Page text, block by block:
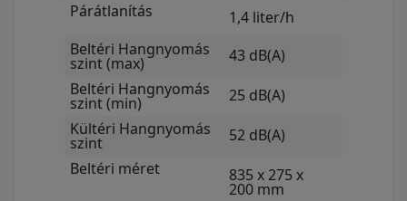
Párátlanítás
1,4 liter/h
Beltéri Hangnyomás
szint (max)
43 dB(A)
Beltéri Hangnyomás
szint (min)
25 dB(A)
Kültéri Hangnyomás
szint
52 dB(A)
Beltéri méret
835 x 275 x
200 mm